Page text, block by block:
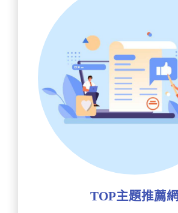
TOP主題推薦網